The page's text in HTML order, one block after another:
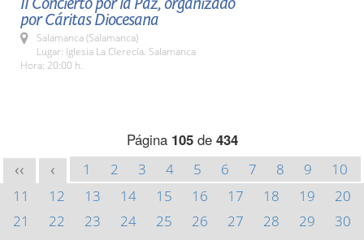
por Cáritas Diocesana
Salamanca (Salamanca)
Lugar: Iglesia La Clerecía. Salamanca
Hora: 20:00 h.
Página 105de 434
<< < 1 2 3 4 5 6 7 8 9
10
11
12 13 14 15 16 17 18 19
20
21
22 23 24 25 26 27 28 29
30